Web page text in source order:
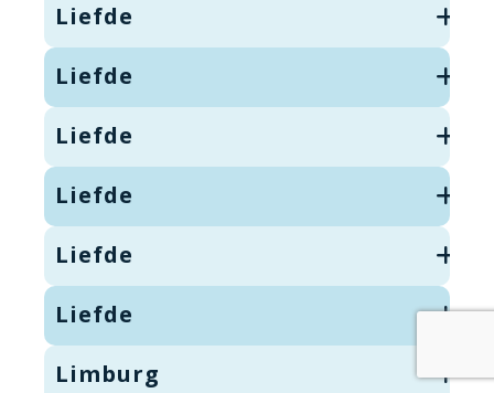
Liefde
Liefde
Liefde
Liefde
Liefde
Liefde
Limburg